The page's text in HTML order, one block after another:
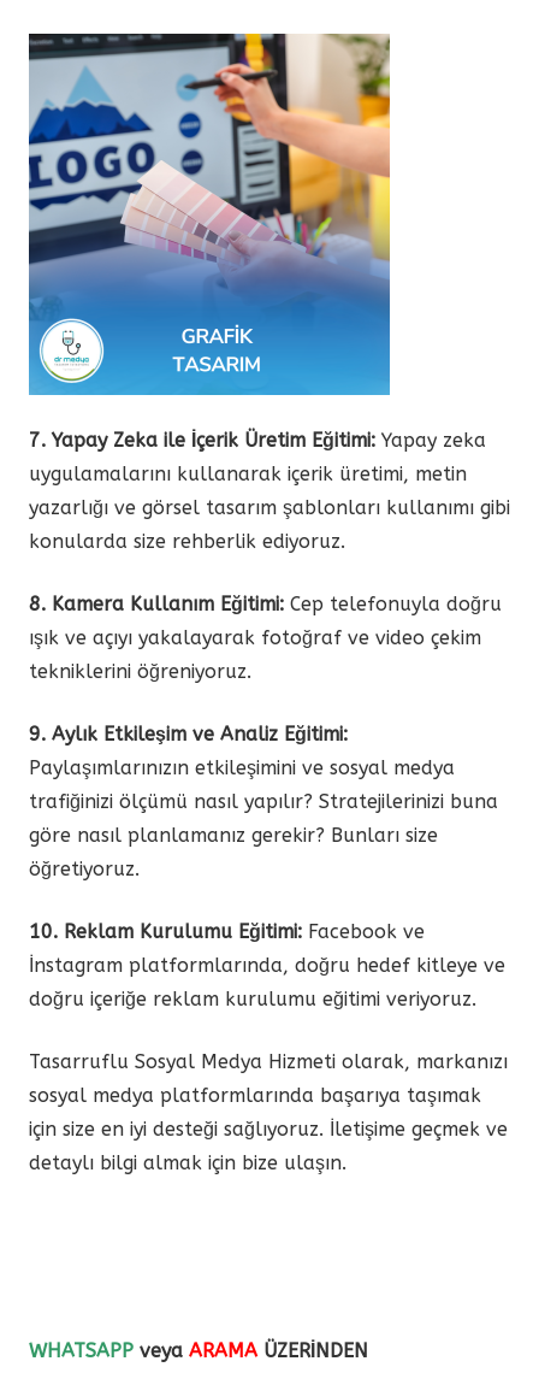
7. Yapay Zeka ile İçerik Üretim Eğitimi: Yapay zeka
uygulamalarını kullanarak içerik üretimi, metin
yazarlığı ve görsel tasarım şablonları kullanımı gibi
konularda size rehberlik ediyoruz.
8. Kamera Kullanım Eğitimi: Cep telefonuyla doğru
ışık ve açıyı yakalayarak fotoğraf ve video çekim
tekniklerini öğreniyoruz.
9. Aylık Etkileşim ve Analiz Eğitimi:
Paylaşımlarınızın etkileşimini ve sosyal medya
trafiğinizi ölçümü nasıl yapılır? Stratejilerinizi buna
göre nasıl planlamanız gerekir? Bunları size
öğretiyoruz.
10. Reklam Kurulumu Eğitimi: Facebook ve
İnstagram platformlarında, doğru hedef kitleye ve
doğru içeriğe reklam kurulumu eğitimi veriyoruz.
Tasarruflu Sosyal Medya Hizmeti olarak, markanızı
sosyal medya platformlarında başarıya taşımak
için size en iyi desteği sağlıyoruz. İletişime geçmek ve
detaylı bilgi almak için bize ulaşın.
WHATSAPP veya ARAMAÜZERİNDEN